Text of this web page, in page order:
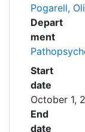
Pogarell,
Depart
ment
Start
date
October 1,
End
date